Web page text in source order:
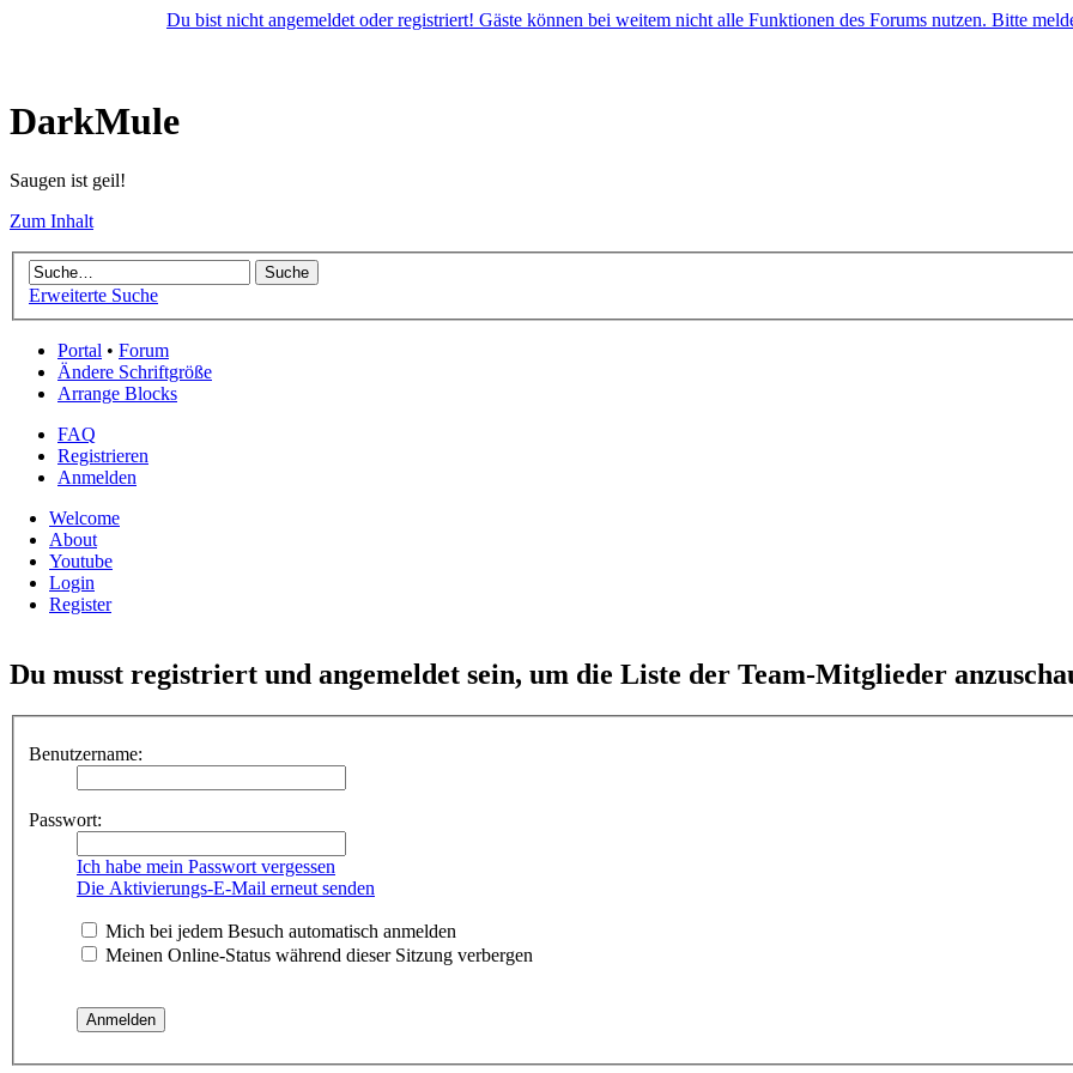
Du bist nicht angemeldet oder registriert! Gäste können bei weitem nicht alle Funktionen des Forums nutzen. Bitte
DarkMule
Saugen ist geil!
Zum Inhalt
Erweiterte Suche
Portal • Forum
Ändere Schriftgröße
Arrange Blocks
FAQ
Registrieren
Anmelden
Welcome
About
Youtube
Login
Register
Du musst registriert und angemeldet sein, um die Liste der Team-Mitglieder
Benutzername:
Passwort:
Ich habe mein Passwort vergessen
Die Aktivierungs-E-Mail erneut senden
Mich bei jedem Besuch automatisch anmelden
Meinen Online-Status während dieser Sitzung verbergen